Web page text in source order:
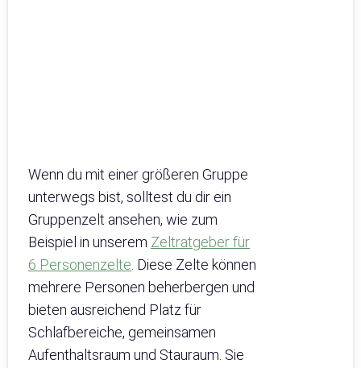
Wenn du mit einer größeren Gruppe
unterwegs bist, solltest du dir ein
Gruppenzelt ansehen, wie zum
Beispiel in unserem Zeltratgeber für
6 Personenzelte . Diese Zelte können
mehrere Personen beherbergen und
bieten ausreichend Platz für
Schlafbereiche, gemeinsamen
Aufenthaltsraum und Stauraum. Sie